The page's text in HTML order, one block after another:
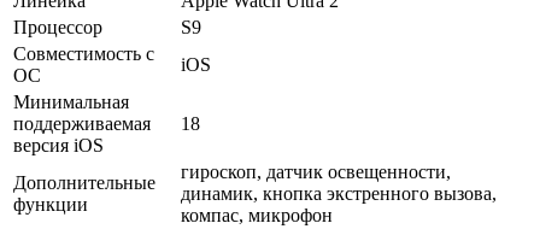
Процессор
S9
Совместимость с
ОС
iOS
Минимальная
поддерживаемая
версия iOS
18
Дополнительные
функции
гироскоп, датчик освещенности,
динамик, кнопка экстренного вызова,
компас, микрофон